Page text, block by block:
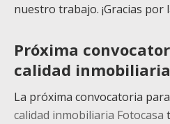
nuestro trabajo. ¡Gracias por
Próxima
calidad
La próxima convocatoria
calidad inmobiliaria Fotocasa